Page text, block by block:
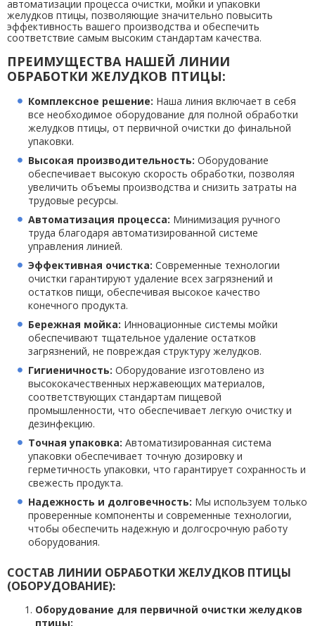
автоматизации процесса очистки, мойки и упаковки
желудков птицы, позволяющие значительно повысить
эффективность вашего производства и обеспечить
соответствие самым высоким стандартам качества.
ПРЕИМУЩЕСТВА НАШЕЙ ЛИНИИ
ОБРАБОТКИ ЖЕЛУДКОВ ПТИЦЫ:
Комплексное решение: Наша линия включает в себя
все необходимое оборудование для полной обработки
желудков птицы, от первичной очистки до финальной
упаковки.
Высокая производительность: Оборудование
обеспечивает высокую скорость обработки, позволяя
увеличить объемы производства и снизить затраты на
трудовые ресурсы.
Автоматизация процесса: Минимизация ручного
труда благодаря автоматизированной системе
управления линией.
Эффективная очистка: Современные технологии
очистки гарантируют удаление всех загрязнений и
остатков пищи, обеспечивая высокое качество
конечного продукта.
Бережная мойка: Инновационные системы мойки
обеспечивают тщательное удаление остатков
загрязнений, не повреждая структуру желудков.
Гигиеничность: Оборудование изготовлено из
высококачественных нержавеющих материалов,
соответствующих стандартам пищевой
промышленности, что обеспечивает легкую очистку и
дезинфекцию.
Точная упаковка: Автоматизированная система
упаковки обеспечивает точную дозировку и
герметичность упаковки, что гарантирует сохранность и
свежесть продукта.
Надежность и долговечность: Мы используем только
проверенные компоненты и современные технологии,
чтобы обеспечить надежную и долгосрочную работу
оборудования.
СОСТАВ ЛИНИИ ОБРАБОТКИ ЖЕЛУДКОВ ПТИЦЫ
(ОБОРУДОВАНИЕ):
Оборудование для первичной очистки желудков
птицы: